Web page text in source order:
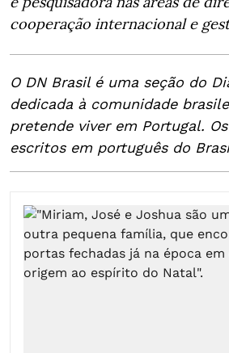
cooperação internacional e
O DN Brasil é uma seção do
dedicada à comunidade
pretende viver em Portugal.
escritos em português do